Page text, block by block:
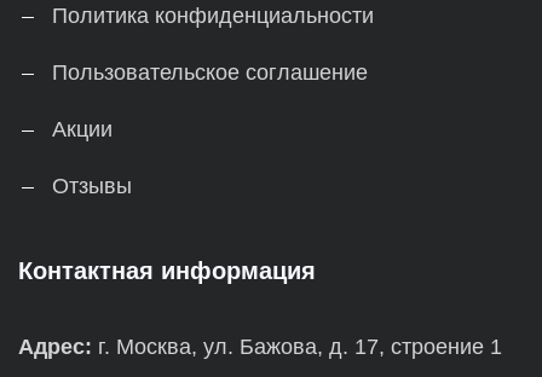
Политика конфиденциальности
Пользовательское соглашение
Акции
Отзывы
Контактная информация
Адрес: г. Москва, ул. Бажова, д. 17, строение 1